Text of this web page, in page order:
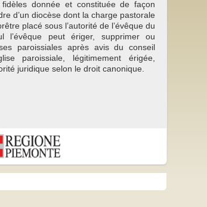
donnée et constituée de façon
d’un diocèse dont la charge pastorale
placé sous l’autorité de l’évêque du
l’évêque peut ériger, supprimer ou
paroissiales après avis du conseil
paroissiale, légitimement érigée,
juridique selon le droit canonique.